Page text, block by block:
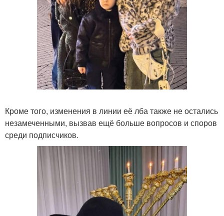
Кроме того, изменения в линии её лба также не остались
незамеченными, вызвав ещё больше вопросов и споров
среди подписчиков.